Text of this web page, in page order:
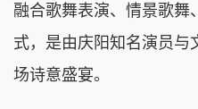
融合歌舞表演、情景歌舞
式，是由庆阳知名演员与
场诗意盛宴。